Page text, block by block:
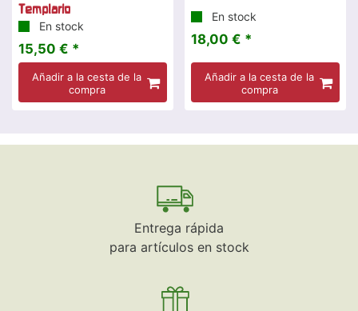
Templario
En stock
15,50 € *
Añadir a la cesta de la
compra
En stock
18,00 € *
Añadir a la cesta de la
compra
Entrega rápida
para artículos en stock